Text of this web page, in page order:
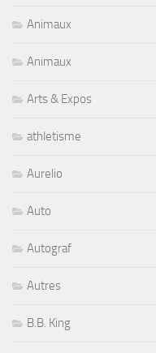
Animaux
Animaux
Arts & Expos
athletisme
Aurelio
Auto
Autograf
Autres
B.B. King